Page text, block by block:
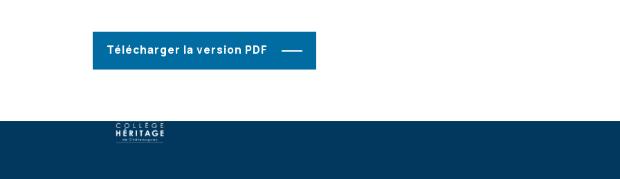
Télécharger la version PDF